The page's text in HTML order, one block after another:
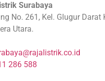
Surabaya
No. 261, Kel. Glugur
Utara.
286 588